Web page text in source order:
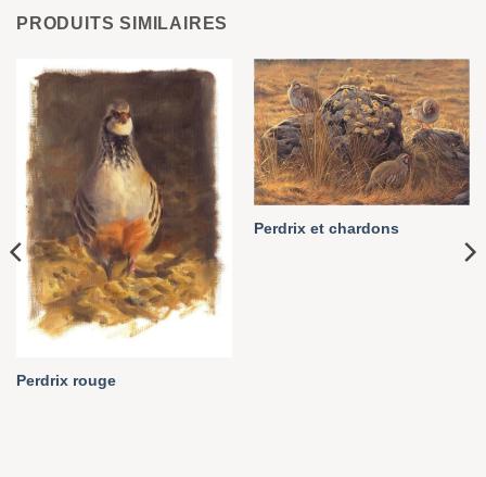
PRODUITS SIMILAIRES
Perdrix rouge
Perdrix et chardons